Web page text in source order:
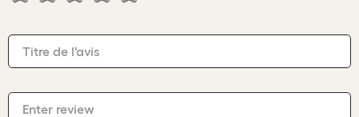
Titre de l'avis
Enter review